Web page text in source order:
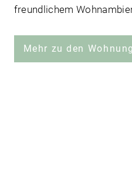
freundlichem
Mehr zu den